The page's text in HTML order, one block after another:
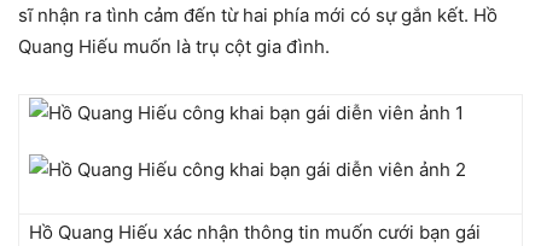
sĩ nhận ra tình cảm đến từ hai phía mới có sự gắn kết. Hồ
Quang Hiếu muốn là trụ cột gia đình.
Hồ Quang Hiếu xác nhận thông tin muốn cưới bạn gái